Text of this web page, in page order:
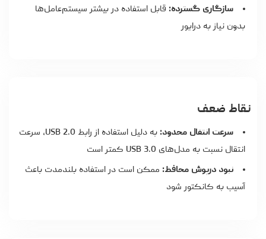
سازگاری گسترده: قابل استفاده در بیشتر سیستم‌عامل‌ها
بدون نیاز به درایور
نقاط ضعف
سرعت انتقال محدود:
به دلیل استفاده از رابط USB 2.0، سرعت
انتقال نسبت به مدل‌های USB 3.0 کمتر است
نبود درپوش محافظ: ممکن است در استفاده بلندمدت باعث
آسیب به کانکتور شود